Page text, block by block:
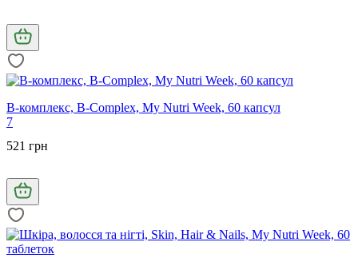
B-комплекс, B-Complex, My Nutri Week, 60 капсул
7
521 грн